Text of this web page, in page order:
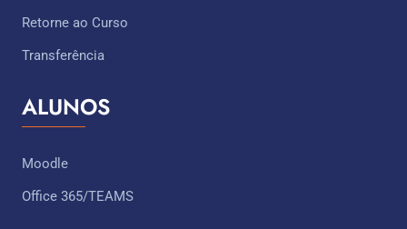
Retorne ao Curso
Transferência
ALUNOS
Moodle
Office 365/TEAMS